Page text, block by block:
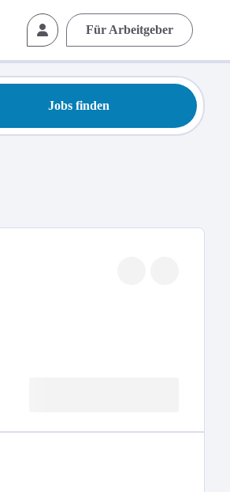
Für Arbeitgeber
Jobs finden